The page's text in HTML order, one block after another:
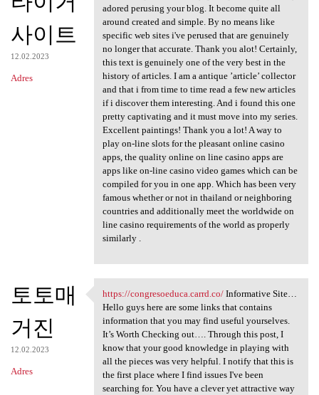
사이트
12.02.2023
Adres
adored perusing your blog. It become quite all
around created and simple. By no means like
specific web sites i've perused that are genuinely
no longer that accurate. Thank you alot! Certainly,
this text is genuinely one of the very best in the
history of articles. I am a antique ’article’ collector
and that i from time to time read a few new articles
if i discover them interesting. And i found this one
pretty captivating and it must move into my series.
Excellent paintings! Thank you a lot! A way to
play on-line slots for the pleasant online casino
apps, the quality online on line casino apps are
apps like on-line casino video games which can be
compiled for you in one app. Which has been very
famous whether or not in thailand or neighboring
countries and additionally meet the worldwide on
line casino requirements of the world as properly
similarly .
토토매
거진
12.02.2023
Adres
https://congresoeduca.carrd
https://congresoeduca.carrd.co/Informative Site…
Hello guys here are some links that contains
information that you may find useful yourselves.
It’s Worth Checking out…. Through this post, I
know that your good knowledge in playing with
all the pieces was very helpful. I notify that this is
the first place where I find issues I've been
searching for. You have a clever yet attractive way